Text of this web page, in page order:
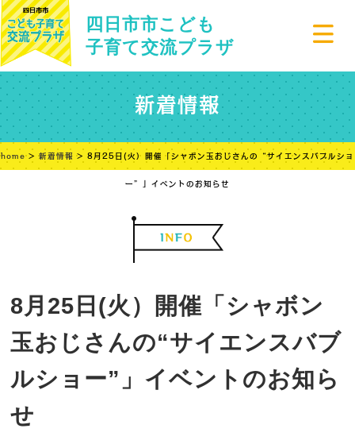
四日市市こども
子育て交流プラザ
新着情報
home>新着情報 > 8月25日(火）開催「シャボン玉おじさんの“サイエンスバブルショ
ー”」イベントのお知らせ
8月25日(火）開催「シャボン
玉おじさんの“サイエンスバブ
ルショー”」イベントのお知ら
せ